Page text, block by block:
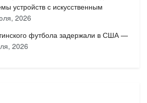
устройств с искусственным
2026
футбола задержали в США —
2026